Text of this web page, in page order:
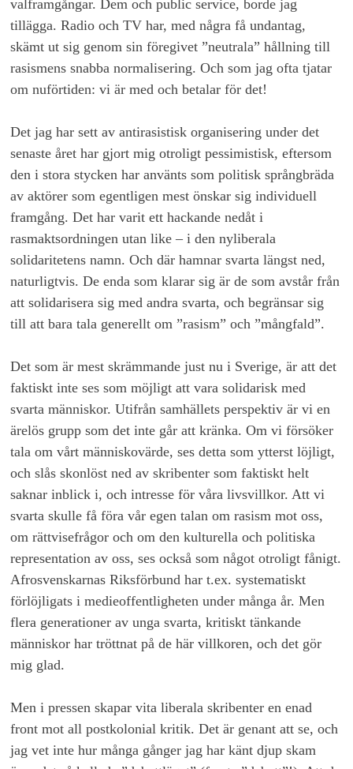
valframgångar. Dem och public service, borde jag
tillägga. Radio och TV har, med några få undantag,
skämt ut sig genom sin föregivet ”neutrala” hållning till
rasismens snabba normalisering. Och som jag ofta tjatar
om nuförtiden: vi är med och betalar för det!
Det jag har sett av antirasistisk organisering under det
senaste året har gjort mig otroligt pessimistisk, eftersom
den i stora stycken har använts som politisk språngbräda
av aktörer som egentligen mest önskar sig individuell
framgång. Det har varit ett hackande nedåt i
rasmaktsordningen utan like – i den nyliberala
solidaritetens namn. Och där hamnar svarta längst ned,
naturligtvis. De enda som klarar sig är de som avstår från
att solidarisera sig med andra svarta, och begränsar sig
till att bara tala generellt om ”rasism” och ”mångfald”.
Det som är mest skrämmande just nu i Sverige, är att det
faktiskt inte ses som möjligt att vara solidarisk med
svarta människor. Utifrån samhällets perspektiv är vi en
ärelös grupp som det inte går att kränka. Om vi försöker
tala om vårt människovärde, ses detta som ytterst löjligt,
och slås skonlöst ned av skribenter som faktiskt helt
saknar inblick i, och intresse för våra livsvillkor. Att vi
svarta skulle få föra vår egen talan om rasism mot oss,
om rättvisefrågor och om den kulturella och politiska
representation av oss, ses också som något otroligt fånigt.
Afrosvenskarnas Riksförbund har t.ex. systematiskt
förlöjligats i medieoffentligheten under många år. Men
flera generationer av unga svarta, kritiskt tänkande
människor har tröttnat på de här villkoren, och det gör
mig glad.
Men i pressen skapar vita liberala skribenter en enad
front mot all postkolonial kritik. Det är genant att se, och
jag vet inte hur många gånger jag har känt djup skam